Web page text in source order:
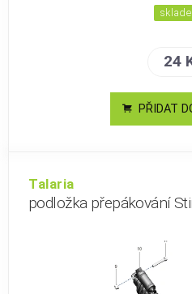
24
PŘIDAT
Talaria
podložka přepákování